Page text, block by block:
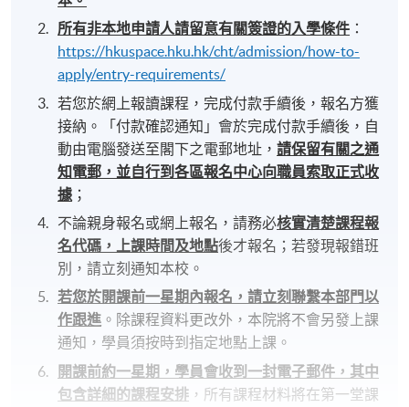
所有非本地申請人請留意有關簽證的入學條件 ：
https://hkuspace.hku.hk/cht/admission/how-to-
apply/entry-requirements/
若您於網上報讀課程，完成付款手續後，報名方獲
接納。「付款確認通知」會於完成付款手續後，自
動由電腦發送至閣下之電郵地址，請保留有關之通
知電郵，並自行到各區報名中心向職員索取正式收
據 ；
不論親身報名或網上報名，請務必核實清楚課程報
名代碼，上課時間及地點後才報名；若發現報錯班
別，請立刻通知本校。
若您於開課前一星期內報名，請立刻聯繫本部門以
作跟進 。除課程資料更改外，本院將不會另發上課
通知，學員須按時到指定地點上課。
開課前約一星期，學員會收到一封電子郵件，其中
包含詳細的課程安排 ，所有課程材料將在第一堂課